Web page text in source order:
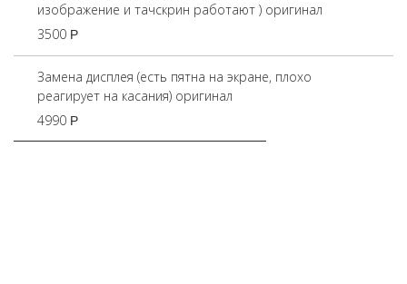
изображение и тачскрин работают ) оригинал
3500 Р
Замена дисплея (есть пятна на экране, плохо
реагирует на касания) оригинал
4990 Р